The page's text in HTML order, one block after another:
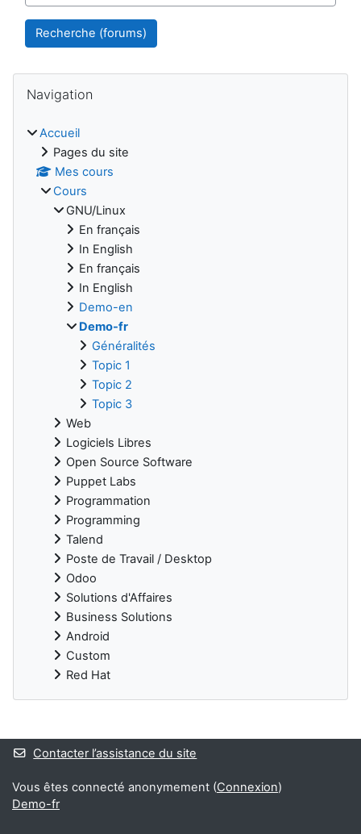
Recherche (forums)
Navigation
Accueil
Pages du site
Mes cours
Cours
GNU/Linux
En français
In English
En français
In English
Demo-en
Demo-fr
Généralités
Topic 1
Topic 2
Topic 3
Web
Logiciels Libres
Open Source Software
Puppet Labs
Programmation
Programming
Talend
Poste de Travail / Desktop
Odoo
Solutions d'Affaires
Business Solutions
Android
Custom
Red Hat
Blocs supplémentaires
Contacter l’assistance du site
Vous êtes connecté anonymement (Connexion)
Demo-fr